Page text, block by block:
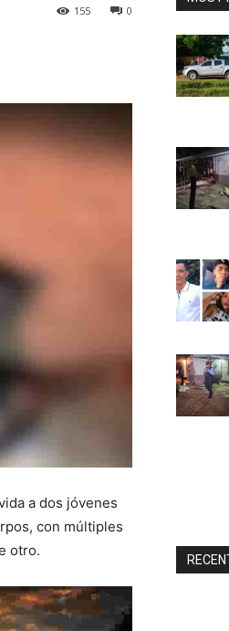
0
155
a dos jóvenes
con múltiples
otro.